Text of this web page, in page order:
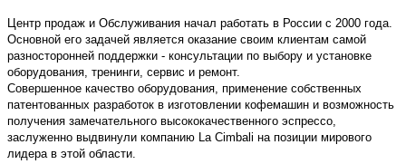
Центр продаж и Обслуживания начал работать в России с 2000 года.
Основной его задачей является оказание своим клиентам самой
разносторонней поддержки - консультации по выбору и установке
оборудования, тренинги, сервис и ремонт.
Совершенное качество оборудования, применение собственных
патентованных разработок в изготовлении кофемашин и возможность
получения замечательного высококачественного эспрессо,
заслуженно выдвинули компанию La Cimbali на позиции мирового
лидера в этой области.